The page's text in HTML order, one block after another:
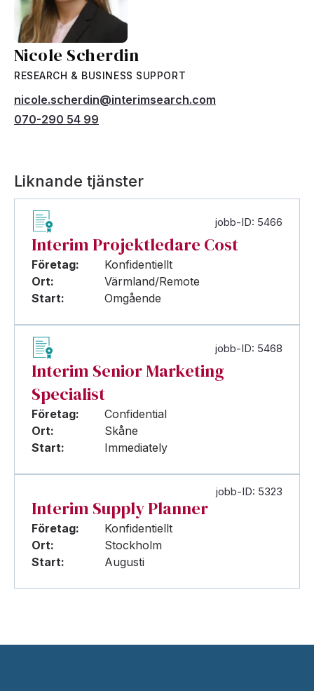
Nicole Scherdin
RESEARCH & BUSINESS SUPPORT
nicole.scherdin@interimsearch.com
070-290 54 99
Liknande tjänster
jobb-ID: 5466
Interim Projektledare Cost
Företag:
Konfidentiellt
Ort:
Värmland/Remote
Start:
Omgående
jobb-ID: 5468
Interim Senior Marketing
Specialist
Företag:
Confidential
Ort:
Skåne
Start:
Immediately
jobb-ID: 5323
Interim Supply Planner
Företag:
Konfidentiellt
Ort:
Stockholm
Start:
Augusti